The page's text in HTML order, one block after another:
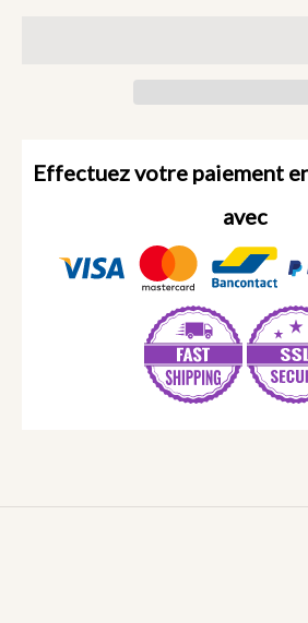
Effectuez votre paiement
avec